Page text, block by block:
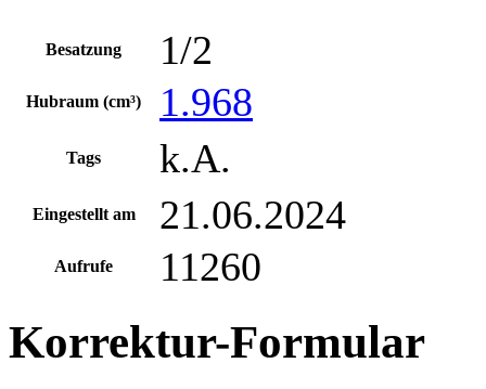
Besatzung 1/2
Hubraum (cm³) 1.968
Tags k.A.
Eingestellt am 21.06.2024
Aufrufe 11260
Korrektur-Formular